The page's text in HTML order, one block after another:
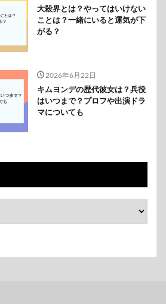
大殺界とは？やってはいけない
ことは？一緒にいると運気が下
がる？
2026年6月22日
キムヨンデの歴代彼女は？兵役
はいつまで？プロフや出演ドラ
マについても